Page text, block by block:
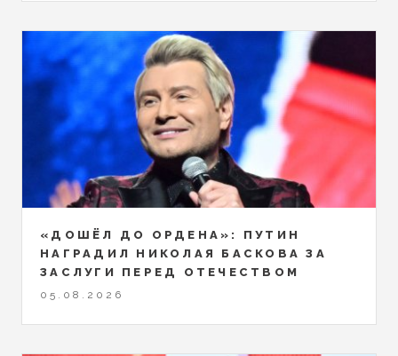
«ДОШЁЛ ДО ОРДЕНА»: ПУТИН
НАГРАДИЛ НИКОЛАЯ БАСКОВА ЗА
ЗАСЛУГИ ПЕРЕД ОТЕЧЕСТВОМ
05.08.2026